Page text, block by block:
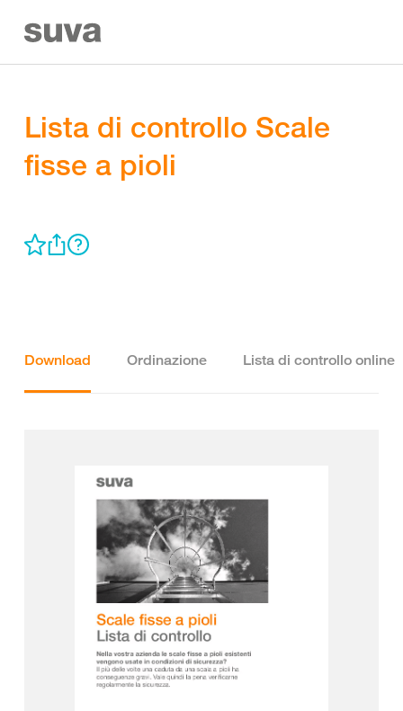
Lista di controllo Scale
fisse a pioli
Download Ordinazione Lista di controllo online